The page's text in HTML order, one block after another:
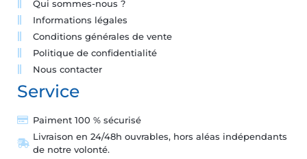
Qui sommes-nous ?
Informations légales
Conditions générales de vente
Politique de confidentialité
Nous contacter
Service
Paiment 100 % sécurisé
Livraison en 24/48h ouvrables, hors aléas indépendants
de notre volonté.